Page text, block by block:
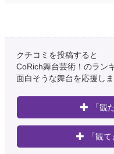
クチコミを投稿すると
CoRich舞台芸術！のラン
面白そうな舞台を応援しま
「観
「観